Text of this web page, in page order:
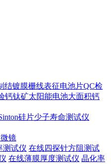
结镀膜栅线表征电池片QC检
钙钛矿太阳能电池大面积钙
硅片少子寿命测试仪
镜
测试仪 在线四探针方阻测试
在线薄膜厚度测试仪 晶化率